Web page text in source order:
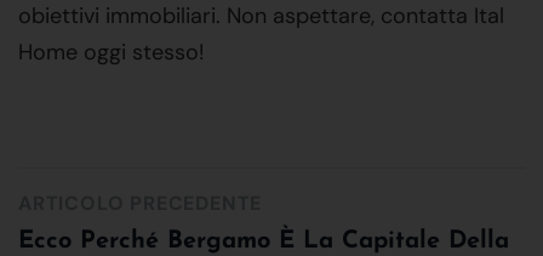
obiettivi immobiliari. Non aspettare, contatta Ital
Home oggi stesso!
Ecco Perché Bergamo È La Capitale Della